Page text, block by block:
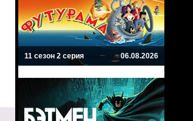
11 сезон 2 серия 06.08.2026